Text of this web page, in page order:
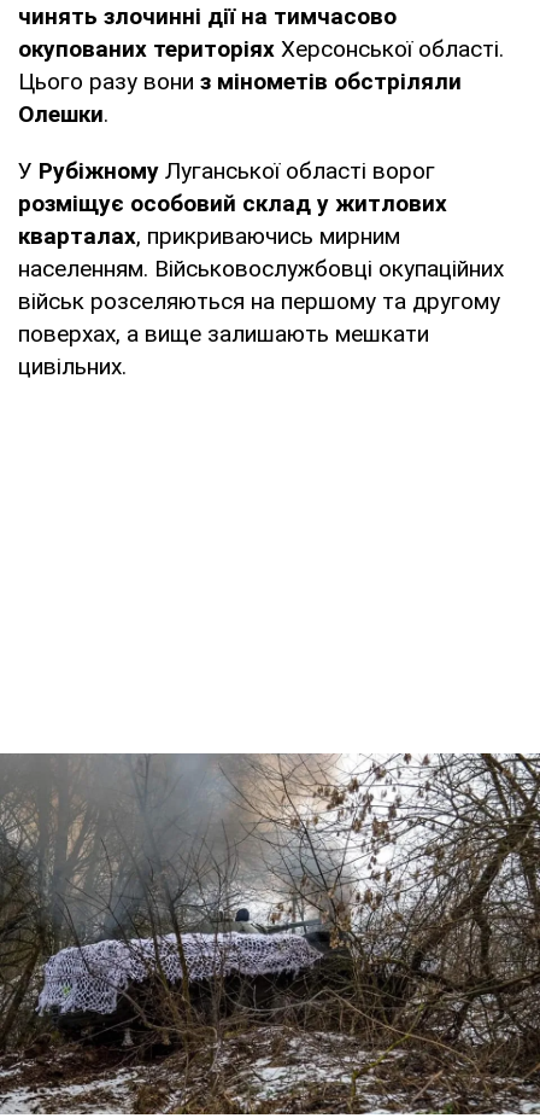
чинять злочинні дії на тимчасово
окупованих територіях Херсонської області.
Цього разу вони з мінометів обстріляли
Олешки.
У Рубіжному Луганської області ворог
розміщує особовий склад у житлових
кварталах, прикриваючись мирним
населенням. Військовослужбовці окупаційних
військ розселяються на першому та другому
поверхах, а вище залишають мешкати
цивільних.